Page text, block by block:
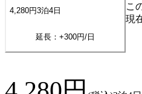
4,280円3泊4日
延長：+300円/日
こ
現